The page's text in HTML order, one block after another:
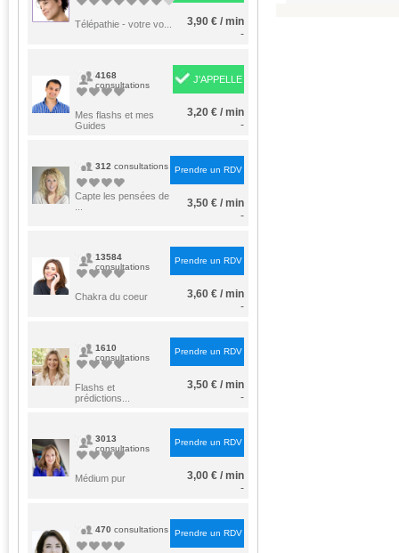
Télépathie - votre vo...
3,90 € / min
-
4168
consultations
Mes flashs et mes
Guides
J'APPELLE
3,20 € / min
-
312 consultations
Capte les pensées de
Prendre un RDV
3,50 € / min
-
13584
consultations
Chakra du coeur
Prendre un RDV
3,60 € / min
-
1610
consultations
Flashs et
prédictions...
Prendre un RDV
3,50 € / min
-
3013
consultations
Médium pur
Prendre un RDV
3,00 € / min
-
470 consultations Prendre un RDV